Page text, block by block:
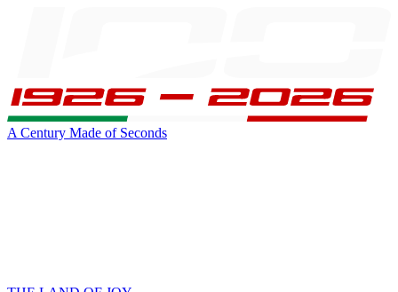
A Century Made of Seconds